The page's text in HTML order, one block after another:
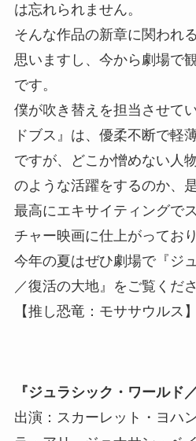
は忘れられません。
そんな作品の新章に関われ
思いますし、今から劇場で
です。
僕が吹き替えを担当させて
ドブス』は、優柔不断で軽
ですが、どこか憎めない人
のような活躍をするのか、
最高にエキサイティングで
チャー映画に仕上がっており
今年の夏はぜひ劇場で『ジ
／復活の大地』をご覧くだ
【推し恐竜：モササウルス】
『ジュラシック・ワールド
出演：スカーレット・ヨハ